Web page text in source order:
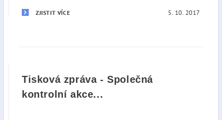
ZJISTIT VÍCE 5. 10. 2017
Tisková zpráva - Společná
kontrolní akce...